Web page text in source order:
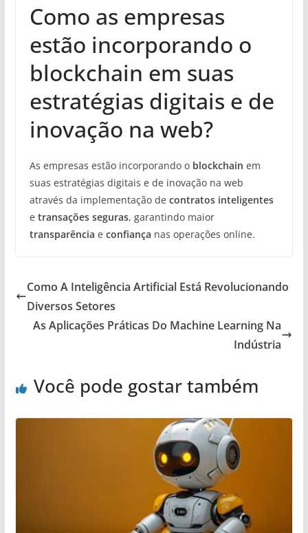
Como as empresas
estão incorporando o
blockchain em suas
estratégias digitais e de
inovação na web?
As empresas estão incorporando o blockchain em
suas estratégias digitais e de inovação na web
através da implementação de contratos inteligentes
e transações seguras, garantindo maior
transparência e confiança nas operações online.
Como A Inteligência Artificial Está Revolucionando
Diversos Setores
As Aplicações Práticas Do Machine Learning Na
Indústria
Você pode gostar também